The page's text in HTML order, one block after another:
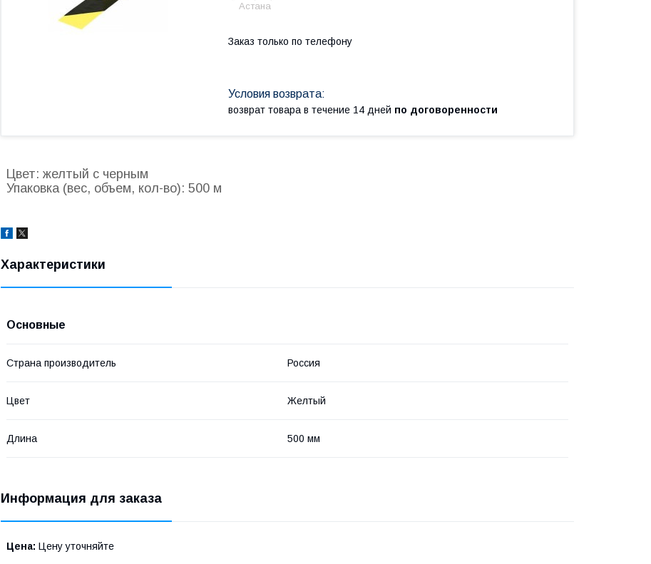
Астана
Заказ только по телефону
возврат товара в течение 14 дней по договоренности
Цвет: желтый с черным
Упаковка (вес, объем, кол-во): 500 м
Характеристики
Основные
Страна производитель Россия
Цвет Желтый
Длина 500 мм
Информация для заказа
Цена: Цену уточняйте